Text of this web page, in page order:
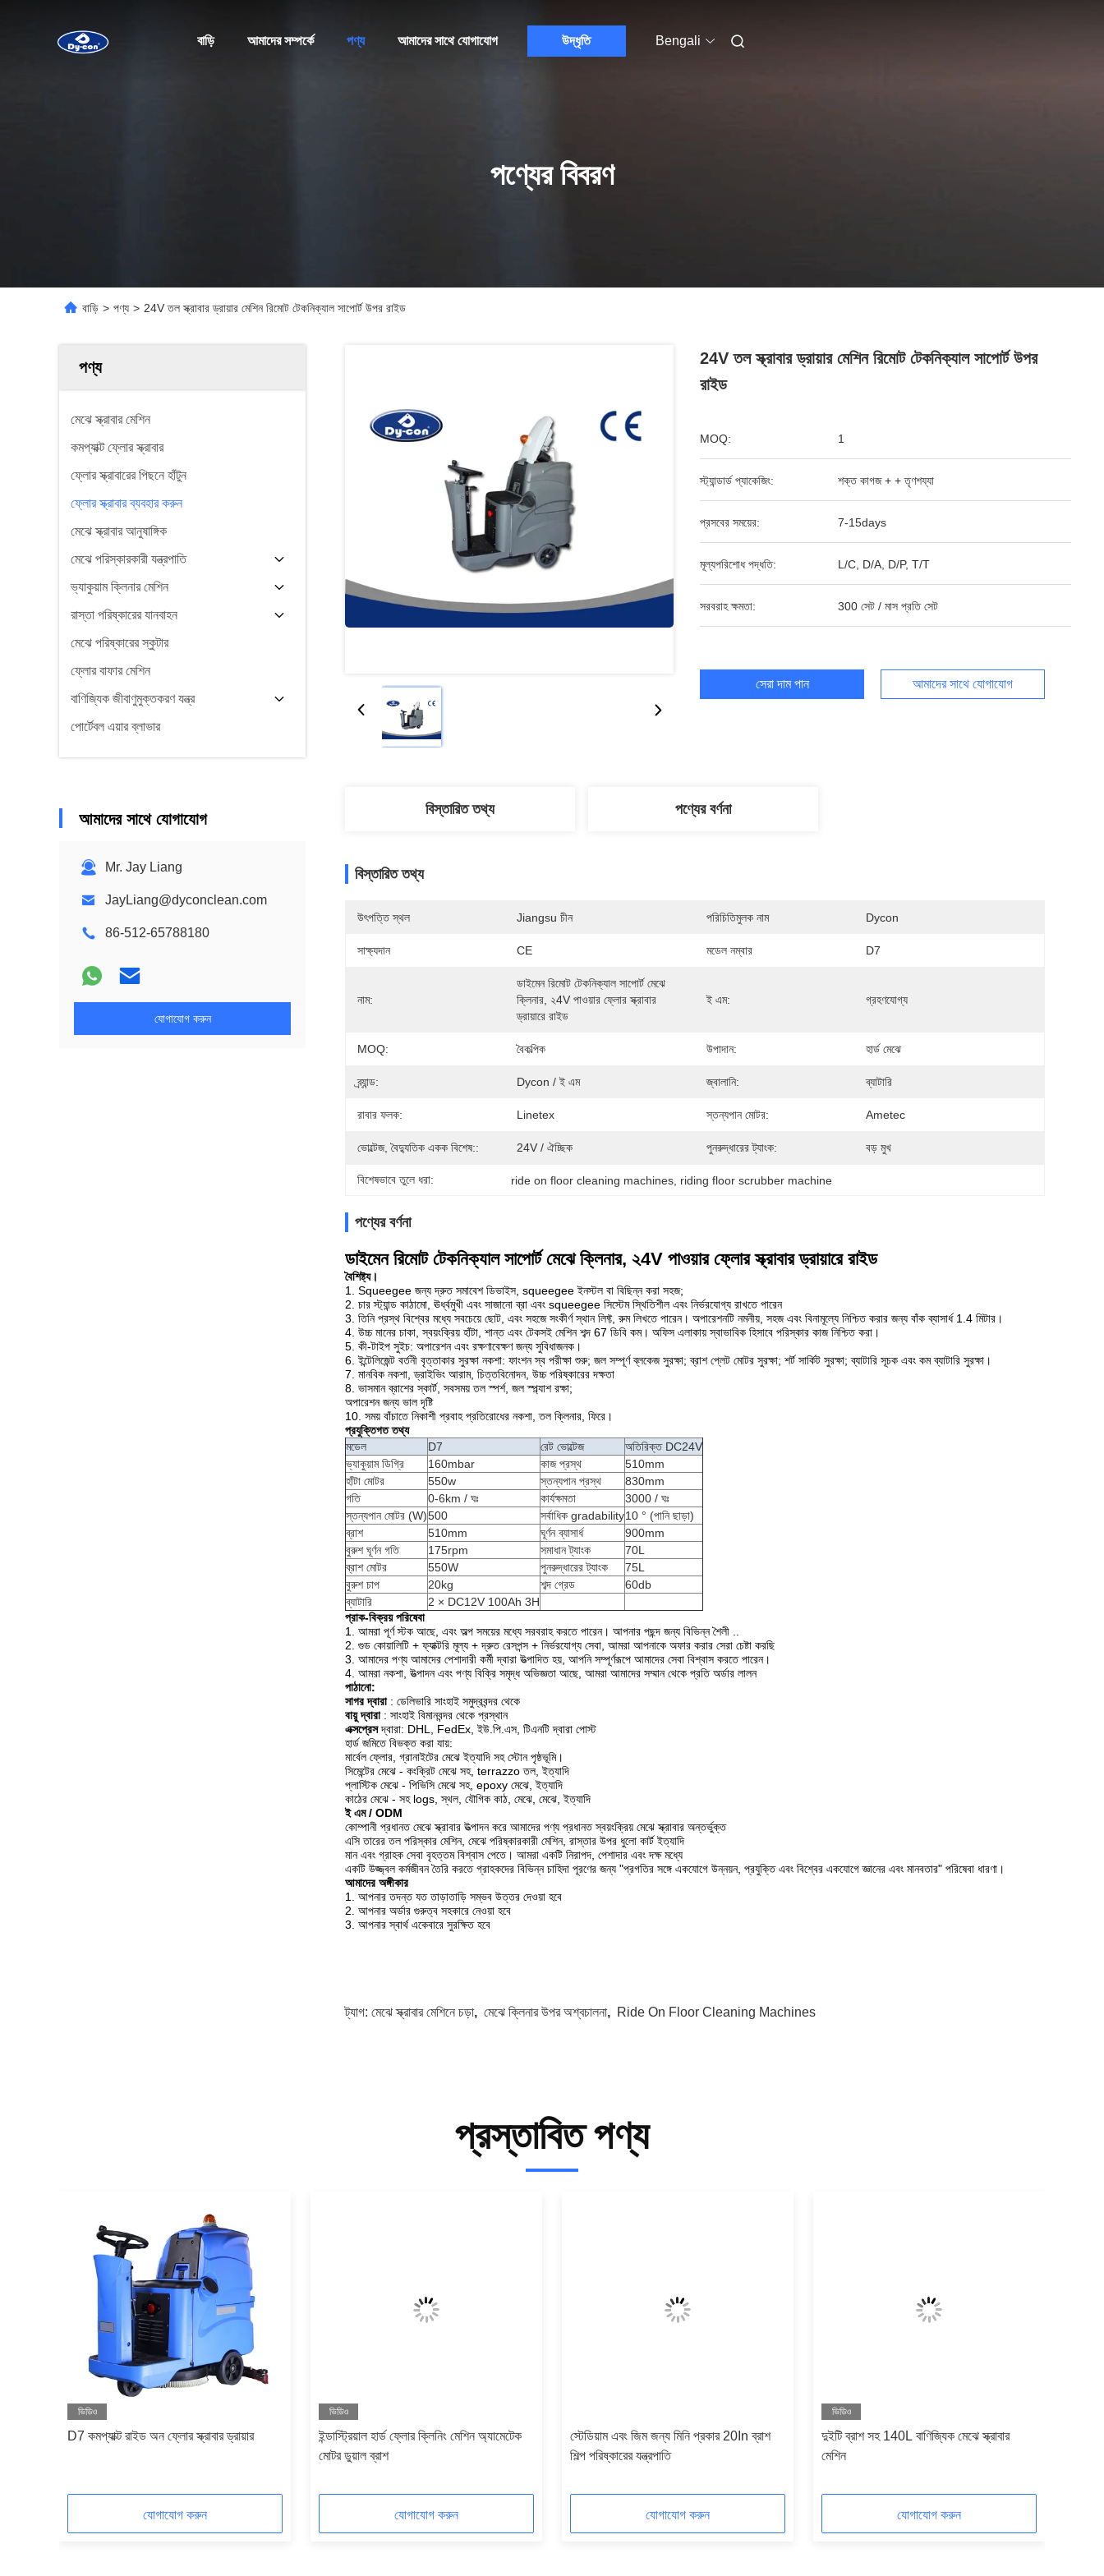
বাড়ি আমাদের সম্পর্কে পণ্য আমাদের সাথে যোগাযোগ উদ্ধৃতি Bengali
পণ্যের বিবরণ
বাড়ি > পণ্য > 24V তল স্ক্রাবার ড্রায়ার মেশিন রিমোট টেকনিক্যাল সাপোর্ট উপর রাইড
পণ্য
মেঝে স্ক্রাবার মেশিন
কমপ্যাক্ট ফ্লোর স্ক্রাবার
ফ্লোর স্ক্রাবারের পিছনে হাঁটুন
ফ্লোর স্ক্রাবার ব্যবহার করুন
মেঝে স্ক্রাবার আনুষাঙ্গিক
মেঝে পরিস্কারকারী যন্ত্রপাতি
ভ্যাকুয়াম ক্লিনার মেশিন
রাস্তা পরিষ্কারের যানবাহন
মেঝে পরিষ্কারের স্কুটার
ফ্লোর বাফার মেশিন
বাণিজ্যিক জীবাণুমুক্তকরণ যন্ত্র
পোর্টেবল এয়ার ব্লাভার
আমাদের সাথে যোগাযোগ
Mr. Jay Liang
JayLiang@dyconclean.com
86-512-65788180
যোগাযোগ করুন
24V তল স্ক্রাবার ড্রায়ার মেশিন রিমোট টেকনিক্যাল সাপোর্ট উপর
রাইড
MOQ: 1
স্ট্যান্ডার্ড প্যাকেজিং: শক্ত কাগজ + + তৃণশয্যা
প্রসবের সময়ের: 7-15days
মূল্যপরিশোধ পদ্ধতি: L/C, D/A, D/P, T/T
সরবরাহ ক্ষমতা: 300 সেট / মাস প্রতি সেট
সেরা দাম পান আমাদের সাথে যোগাযোগ
বিস্তারিত তথ্য পণ্যের বর্ণনা
বিস্তারিত তথ্য
উৎপত্তি স্থল Jiangsu চীন পরিচিতিমুলক নাম Dycon
সাক্ষ্যদান CE মডেল নম্বার D7
নাম:
ডাইমেন রিমোট টেকনিক্যাল সাপোর্ট মেঝে
ক্লিনার, ২4V পাওয়ার ফ্লোর স্ক্রাবার
ড্রায়ারে রাইড
ই এম: গ্রহণযোগ্য
MOQ: বৈকল্পিক উপাদান: হার্ড মেঝে
ব্র্যান্ড: Dycon / ই এম জ্বালানি: ব্যাটারি
রাবার ফলক: Linetex স্তন্যপান মোটর: Ametec
ভোল্টেজ, বৈদ্যুতিক একক বিশেষ:: 24V / ঐচ্ছিক পুনরুদ্ধারের ট্যাংক: বড় মুখ
বিশেষভাবে তুলে ধরা: ride on floor cleaning machines riding floor scrubber machine
পণ্যের বর্ণনা
ডাইমেন রিমোট টেকনিক্যাল সাপোর্ট মেঝে ক্লিনার, ২4V পাওয়ার ফ্লোর স্ক্রাবার ড্রায়ারে রাইড
বৈশিষ্ট্য।
1. Squeegee জন্য দ্রুত সমাবেশ ডিভাইস, squeegee ইনস্টল বা বিছিন্ন করা সহজ;
2. চার স্ট্যান্ড কাঠামো, ঊর্ধ্বমুখী এবং সাজানো ব্রা এবং squeegee সিস্টেম স্থিতিশীল এবং নির্ভরযোগ্য রাখতে পারেন
3. তিনি প্রস্থ বিশ্বের মধ্যে সবচেয়ে ছোট, এবং সহজে সংকীর্ণ স্থান লিফ্ট, রুম লিখতে পারেন। অপারেশনটি নমনীয়, সহজ এবং বিনামূল্যে নিশ্চিত করার জন্য বাঁক ব্যাসার্ধ 1.4 মিটার।
4. উচ্চ মানের চাকা, স্বয়ংক্রিয় হাঁটা, শান্ত এবং টেকসই মেশিন শব্দ 67 ডিবি কম। অফিস এলাকায় স্বাভাবিক হিসাবে পরিস্কার কাজ নিশ্চিত করা।
5. কী-টাইপ সুইচ: অপারেশন এবং রক্ষণাবেক্ষণ জন্য সুবিধাজনক।
6. ইন্টেলিজেন্ট বর্তনী বৃত্তাকার সুরক্ষা নকশা: ফাংশন স্ব পরীক্ষা শুরু; জল সম্পূর্ণ ব্লকেজ সুরক্ষা; ব্রাশ প্লেট মোটর সুরক্ষা; শর্ট সার্কিট সুরক্ষা; ব্যাটারি সূচক এবং কম ব্যাটারি সুরক্ষা।
7. মানবিক নকশা, ড্রাইভিং আরাম, চিত্তবিনোদন, উচ্চ পরিষ্কারের দক্ষতা
8. ভাসমান ব্রাশের স্কার্ট, সবসময় তল স্পর্শ, জল স্প্ল্যাশ রক্ষা;
অপারেশন জন্য ভাল দৃষ্টি
10. সময় বাঁচাতে নিকাশী প্রবাহ প্রতিরোধের নকশা, তল ক্লিনার, ফিরে।
প্রযুক্তিগত তথ্য
মডেল
D7 রেট ভোল্টেজ
অতিরিক্ত DC24V
ভ্যাকুয়াম ডিগ্রি
160mbar কাজ প্রস্থ
510mm
হাঁটা মোটর
550w স্তন্যপান প্রস্থ
830mm
গতি
0-6km / ঘঃ কার্যক্ষমতা
3000 / ঘঃ
স্তন্যপান মোটর (W)500 সর্বাধিক gradability10 ° (পানি ছাড়া)
ব্রাশ
510mm ঘূর্ণন ব্যাসার্ধ
900mm
বুরুশ ঘূর্ণন গতি
175rpm সমাধান ট্যাংক
70L
ব্রাশ মোটর
550W পুনরুদ্ধারের ট্যাংক
75L
বুরুশ চাপ
20kg শব্দ গ্রেড
60db
ব্যাটারি
2 × DC12V 100Ah 3H
প্রাক-বিক্রয় পরিষেবা
1. আমরা পূর্ণ স্টক আছে, এবং অল্প সময়ের মধ্যে সরবরাহ করতে পারেন। আপনার পছন্দ জন্য বিভিন্ন শৈলী ..
2. গুড কোয়ালিটি + ফ্যাক্টরি মূল্য + দ্রুত রেসপন্স + নির্ভরযোগ্য সেবা, আমরা আপনাকে অফার করার সেরা চেষ্টা করছি
3. আমাদের পণ্য আমাদের পেশাদারী কর্মী দ্বারা উত্পাদিত হয়, আপনি সম্পূর্ণরূপে আমাদের সেবা বিশ্বাস করতে পারেন।
4. আমরা নকশা, উত্পাদন এবং পণ্য বিক্রি সমৃদ্ধ অভিজ্ঞতা আছে, আমরা আমাদের সম্মান থেকে প্রতি অর্ডার লালন
পাঠানো:
সাগর দ্বারা: ডেলিভারি সাংহাই সমুদ্রবন্দর থেকে
বায়ু দ্বারা: সাংহাই বিমানবন্দর থেকে প্রস্থান
এক্সপ্রেসদ্বারা: DHL, FedEx, ইউ.পি.এস, টিএনটি দ্বারা পোস্ট
হার্ড জমিতে বিভক্ত করা যায়:
মার্বেল ফ্লোর, গ্রানাইটের মেঝে ইত্যাদি সহ স্টোন পৃষ্ঠভূমি।
সিমেন্টের মেঝে - কংক্রিট মেঝে সহ, terrazzo তল, ইত্যাদি
প্লাস্টিক মেঝে - পিভিসি মেঝে সহ, epoxy মেঝে, ইত্যাদি
কাঠের মেঝে - সহ logs, স্থল, যৌগিক কাঠ, মেঝে, মেঝে, ইত্যাদি
ই এম / ODM
কোম্পানী প্রধানত মেঝে স্ক্রাবার উত্পাদন করে আমাদের পণ্য প্রধানত স্বয়ংক্রিয় মেঝে স্ক্রাবার অন্তর্ভুক্ত
এসি তারের তল পরিস্কার মেশিন, মেঝে পরিষ্কারকারী মেশিন, রাস্তার উপর ধুলো কার্ট ইত্যাদি
মান এবং গ্রাহক সেবা বৃহত্তম বিশ্বাস পেতে। আমরা একটি নিরাপদ, পেশাদার এবং দক্ষ মধ্যে
একটি উজ্জ্বল কর্মজীবন তৈরি করতে গ্রাহকদের বিভিন্ন চাহিদা পূরণের জন্য "প্রগতির সঙ্গে একযোগে উন্নয়ন, প্রযুক্তি এবং বিশ্বের একযোগে জ্ঞানের এবং মানবতার" পরিষেবা ধারণা।
আমাদের অঙ্গীকার
1. আপনার তদন্ত যত তাড়াতাড়ি সম্ভব উত্তর দেওয়া হবে
2. আপনার অর্ডার গুরুত্ব সহকারে নেওয়া হবে
3. আপনার স্বার্থ একেবারে সুরক্ষিত হবে
ট্যাগ: মেঝে স্ক্রাবার মেশিনে চড়া, মেঝে ক্লিনার উপর অশ্বচালনা, Ride On Floor Cleaning Machines
প্রস্তাবিত পণ্য
ভিডিও
D7 কমপ্যাক্ট রাইড অন ফ্লোর স্ক্রাবার ড্রায়ার
যোগাযোগ করুন
ভিডিও
ইন্ডাস্ট্রিয়াল হার্ড ফ্লোর ক্লিনিং মেশিন অ্যামেটেক
মোটর ডুয়াল ব্রাশ
যোগাযোগ করুন
স্টেডিয়াম এবং জিম জন্য মিনি প্রকার 20In ব্রাশ
শিল্প পরিষ্কারের যন্ত্রপাতি
যোগাযোগ করুন
ভিডিও
দুইটি ব্রাশ সহ 140L বাণিজ্যিক মেঝে স্ক্রাবার
মেশিন
যোগাযোগ করুন